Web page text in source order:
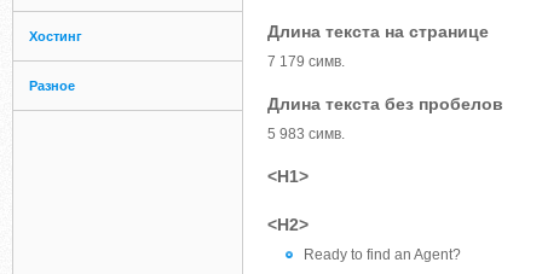
Хостинг
Разное
Длина текста на странице
7 179 симв.
Длина текста без пробелов
5 983 симв.
<H1>
<H2>
Ready to find an Agent?